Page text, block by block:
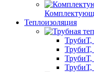
Теплоизоляция
ТрубиТ,
ТрубиТ,
ТрубиТ,
ТрубиТ,